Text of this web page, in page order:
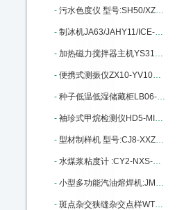
- 污水色度仪 型号:SH50/XZ-WS库号：M401152
- 制冰机JA63/JAHY11/ICE-1405FA：M401648
- 加热磁力搅拌器主机YS31-RHBASIC2：M402029
- 便携式测振仪ZX10-YV100库号：M404291
- 种子低温低湿储藏柜LB06-DWS-450：M404341
- 袖珍式甲烷检测仪HD5-MINI-CH4：M405297
- 型材制样机 型号:CJ8-XXZ-II库号：M379550
- 水煤浆粘度计 :CY2-NXS-4C库号：M385948
- 小型多功能汽油熔焊机:JM26/HD：M391397
- 斑点杂交狭缝杂交点样WT32-SB-10：M405201